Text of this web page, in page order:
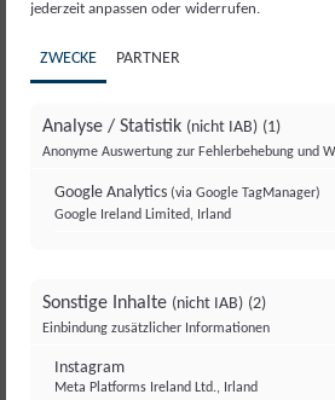
Neuropsychologie
Czaplinski
Artikel lesen
jederzeit anpassen oder widerrufen.
ZWECKE PARTNER
Analyse / Statistik (nicht IAB) (1)
Anonyme Auswertung zur Fehlerbehebung und
Google Analytics (via Google TagManager)
Google Ireland Limited, Irland
Sonstige Inhalte (nicht IAB) (2)
Einbindung zusätzlicher Informationen
Instagram
Meta Platforms Ireland Ltd., Irland